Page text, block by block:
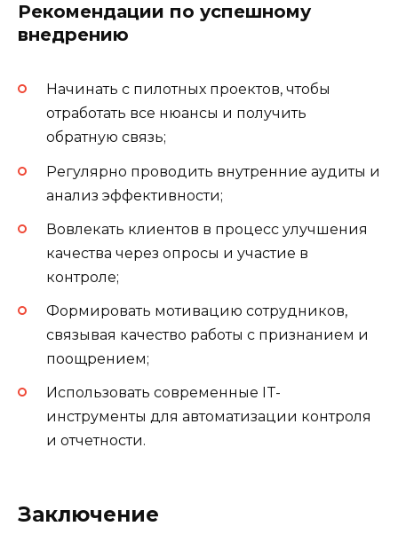
Рекомендации по успешному
внедрению
Начинать с пилотных проектов, чтобы
отработать все нюансы и получить
обратную связь;
Регулярно проводить внутренние аудиты и
анализ эффективности;
Вовлекать клиентов в процесс улучшения
качества через опросы и участие в
контроле;
Формировать мотивацию сотрудников,
связывая качество работы с признанием и
поощрением;
Использовать современные IT-
инструменты для автоматизации контроля
и отчетности.
Заключение